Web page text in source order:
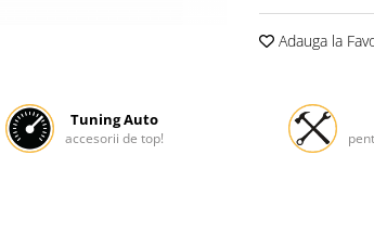
Adauga la
Tuning Auto
accesorii de top!